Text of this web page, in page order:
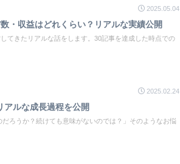
2025.05.04
・収益はどれくらい？リアルな実績公開
てきたリアルな話をします。30記事を達成した時点での
2025.02.24
アルな成長過程を公開
ろうか？続けても意味がないのでは？」そのようなお悩